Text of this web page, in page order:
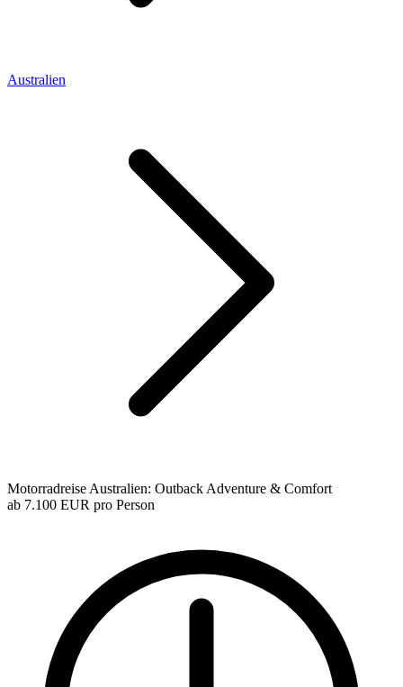
Australien
Motorradreise Australien: Outback Adventure & Comfort
ab 7.100 EUR pro Person